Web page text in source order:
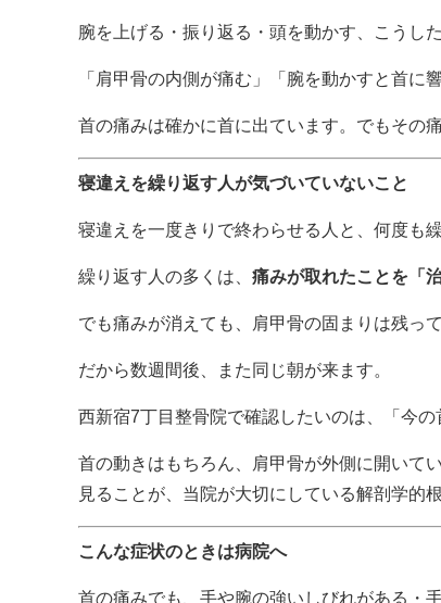
腕を上げる・振り返る・頭を動かす、こうし
「肩甲骨の内側が痛む」「腕を動かすと首に
首の痛みは確かに首に出ています。でもその
寝違えを繰り返す人が気づいていないこと
寝違えを一度きりで終わらせる人と、何度も
繰り返す人の多くは、 痛みが取れたことを「
でも痛みが消えても、肩甲骨の固まりは残っ
だから数週間後、また同じ朝が来ます。
西新宿7丁目整骨院で確認したいのは、「今
首の動きはもちろん、肩甲骨が外側に開いて
見ることが、当院が大切にしている解剖学的
こんな症状のときは病院へ
首の痛みでも、手や腕の強いしびれがある・